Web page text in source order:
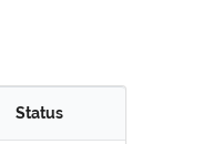
Status